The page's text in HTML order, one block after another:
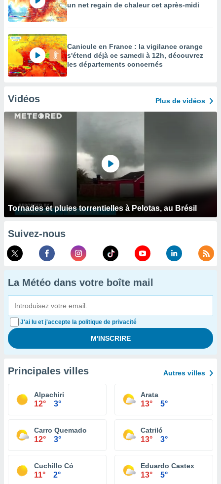
un net regain de chaleur cet après-midi
Canicule en France : la vigilance orange
s'étend déjà ce samedi à 12h, découvrez
les départements concernés
Vidéos Plus de vidéos
Tornades et pluies torrentielles à Pelotas, au Brésil
Suivez-nous
La Météo dans votre boîte mail
J'ai lu et j'accepte la politique de privacité
Principales villes Autres villes
Alpachiri
12° 3°
Arata
13° 5°
Carro Quemado
12° 3°
Catriló
13° 3°
Cuchillo Có
11° 2°
Eduardo Castex
13° 5°